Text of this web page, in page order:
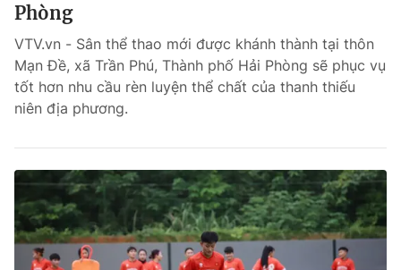
Phòng
VTV.vn - Sân thể thao mới được khánh thành tại thôn
Mạn Đề, xã Trần Phú, Thành phố Hải Phòng sẽ phục vụ
tốt hơn nhu cầu rèn luyện thể chất của thanh thiếu
niên địa phương.